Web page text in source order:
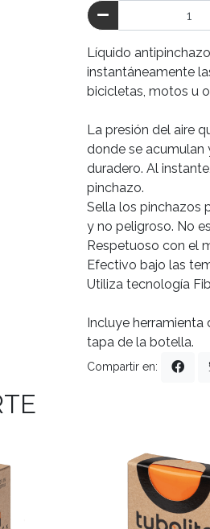
Líquido
instantáneamente
bicicletas, motos u
La presión del aire
donde se acumulan
duradero. Al
pinchazo.
Sella los pinchazos
y no peligroso. No
Respetuoso con el
Efectivo bajo las
Utiliza tecnología
Incluye herramienta
tapa de la botella.
Compartir en: